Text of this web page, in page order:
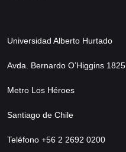
Universidad Alberto Hurtado
Avda. Bernardo O’Higgins 1825
Metro Los Héroes
Santiago de Chile
Teléfono +56 2 2692 0200